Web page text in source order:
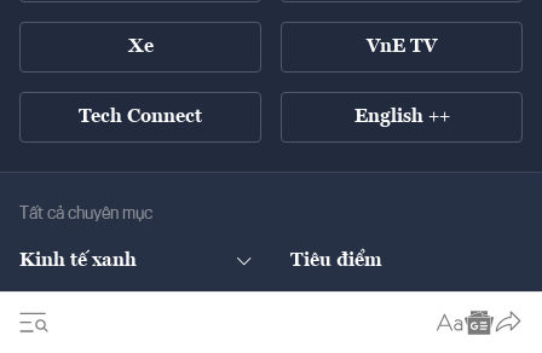
Xe VnE TV
Tech Connect English ++
Tất cả chuyên mục
Kinh tế xanh
Chuyển động xanh
Pháp lý
Tiêu điểm
Tài chính